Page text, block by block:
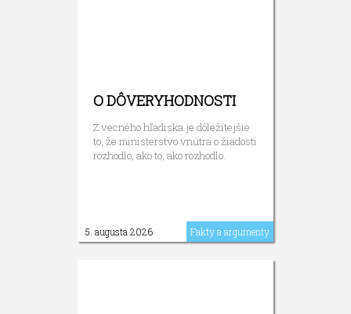
O DÔVERYHODNOSTI
Z vecného hľadiska je dôležitejšie
to, že ministerstvo vnútra o žiadosti
rozhodlo, ako to, ako rozhodlo.
5. augusta 2026 Fakty a argumenty